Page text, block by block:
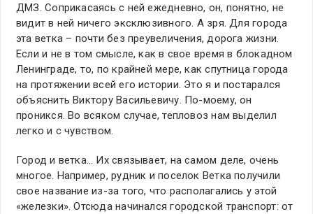
ДМЗ. Соприкасаясь с ней ежедневно, он, понятно, не
видит в ней ничего эксклюзивного. А зря. Для города
эта ветка – почти без преувеличения, дорога жизни.
Если и не в том смысле, как в свое время в блокадном
Ленинграде, то, по крайней мере, как спутница города
на протяжении всей его истории. Это я и постарался
объяснить Виктору Васильевичу. По-моему, он
проникся. Во всяком случае, тепловоз нам выделил
легко и с чувством.
Город и ветка… Их связывает, на самом деле, очень
многое. Например, рудник и поселок Ветка получили
свое название из-за того, что располагались у этой
«железки». Отсюда начинался городской транспорт: от